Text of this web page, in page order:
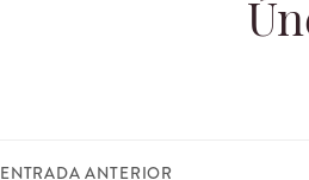
ENTRADA ANTERIOR